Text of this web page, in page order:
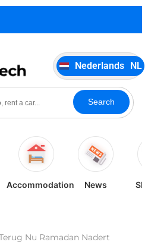
Search
Nederlands NL
Italiano IT
Português
Español ES
Accommodation News
Nu Ramadan Nadert